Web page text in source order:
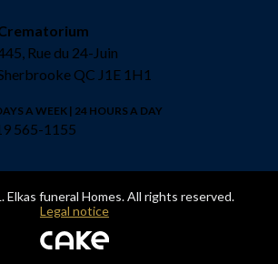
Rue du 24-Juin
QC J1E 1H1
A WEEK | 24 HOURS A DAY
565-1155
Elkas funeral Homes. All rights reserved.
Legal notice